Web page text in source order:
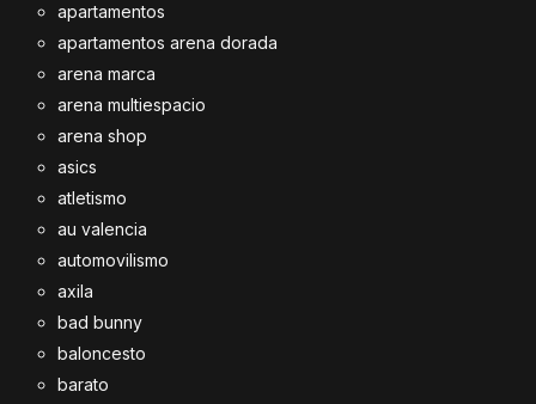
apartamentos
apartamentos arena dorada
arena marca
arena multiespacio
arena shop
asics
atletismo
au valencia
automovilismo
axila
bad bunny
baloncesto
barato